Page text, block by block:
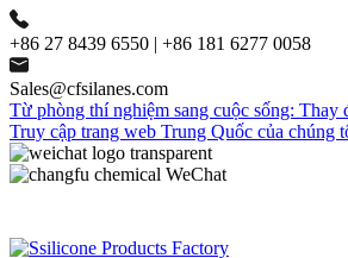
+86 27 8439 6550 | +86 181 6277 0058
Sales@cfsilanes.com
Từ phòng thí nghiệm sang cuộc sống: Thay
Truy cập trang web Trung Quốc của chúng